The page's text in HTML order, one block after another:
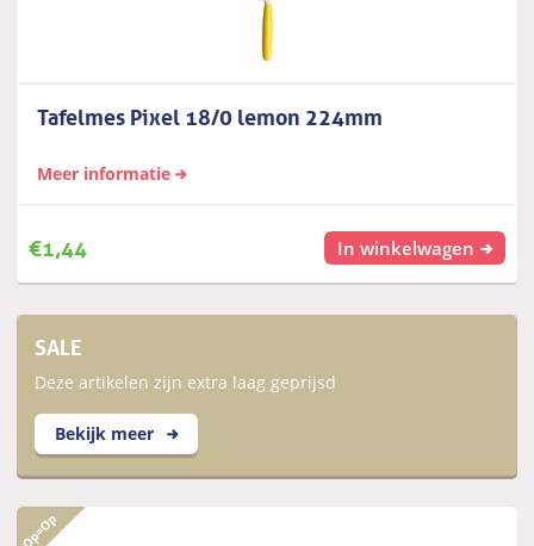
Tafelmes Pixel 18/0 lemon 224mm
Meer informatie
€1,44 In winkelwagen
SALE
Deze artikelen zijn extra laag geprijsd
Bekijk meer